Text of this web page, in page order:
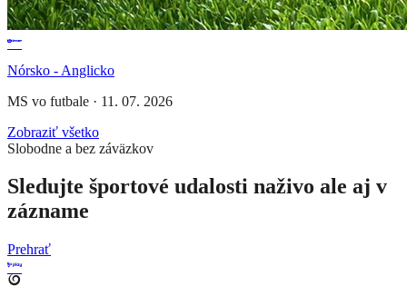
Nórsko - Anglicko
MS vo futbale · 11. 07. 2026
Zobraziť všetko
Slobodne a bez záväzkov
Sledujte športové udalosti naživo ale aj v
zázname
Prehrať